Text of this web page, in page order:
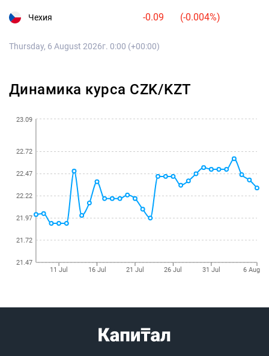
Назначения
Lifestyle
Чехия -0.09 (-0.004%)
Thursday, 6 August 2026г. 0:00 (+00:00)
Динамика курса CZK/KZT
21.47
21.72
21.97
22.22
22.47
22.72
23.09
11 Jul 16 Jul 21 Jul 26 Jul 31 Jul 6 Aug